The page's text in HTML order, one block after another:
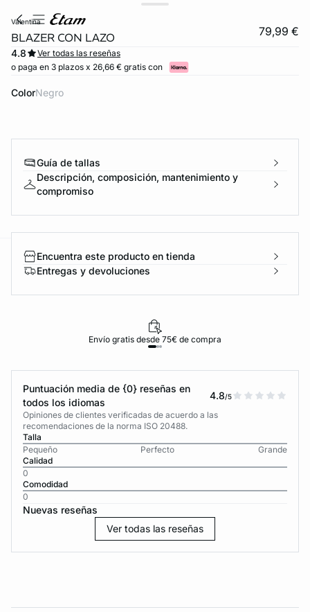
INVISIBLE
valentina
BLAZER CON LAZO 79,99 €
4.8
Ver todas las reseñas
o paga en 3 plazos x 26,66 € gratis con
Color negro
Guía de tallas
Descripción, composición, mantenimiento y
compromiso
Encuentra este producto en tienda
Entregas y devoluciones
Envío gratis desde 75€ de compra
Puntuación media de {0} reseñas en
todos los idiomas
4.8/5
Opiniones de clientes verificadas de acuerdo a las
recomendaciones de la norma ISO 20488.
Talla
Pequeño
Perfecto
Grande
Calidad
0
Comodidad
0
Nuevas reseñas
Ver todas las reseñas